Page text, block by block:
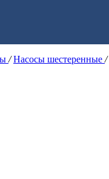
/ Насосы шестеренные /